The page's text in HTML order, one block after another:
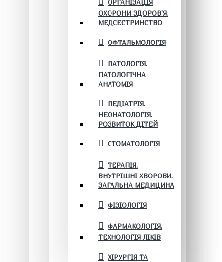
ОРГАНІЗАЦІЯ
ОХОРОНИ ЗДОРОВ'Я.
МЕДСЕСТРИНСТВО
ОФТАЛЬМОЛОГІЯ
ПАТОЛОГІЯ.
ПАТОЛОГІЧНА
АНАТОМІЯ
ПЕДІАТРІЯ.
НЕОНАТОЛОГІЯ.
РОЗВИТОК ДІТЕЙ
СТОМАТОЛОГІЯ
ТЕРАПІЯ.
ВНУТРІШНІ ХВОРОБИ.
ЗАГАЛЬНА МЕДИЦИНА
ФІЗІОЛОГІЯ
ФАРМАКОЛОГІЯ.
ТЕХНОЛОГІЯ ЛІКІВ
ХІРУРГІЯ ТА